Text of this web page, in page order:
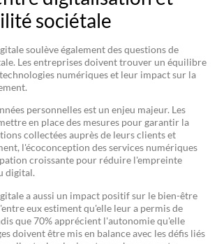
sociétale
soulève également des questions de
Les entreprises doivent trouver un équilibre
numériques et leur impact sur la
personnelles est un enjeu majeur. Les
en place des mesures pour garantir la
collectées auprès de leurs clients et
l'écoconception des services numériques
croissante pour réduire l'empreinte
digital.
a aussi un impact positif sur le bien-être
eux estiment qu'elle leur a permis de
que 70% apprécient l'autonomie qu'elle
doivent être mis en balance avec les défis liés